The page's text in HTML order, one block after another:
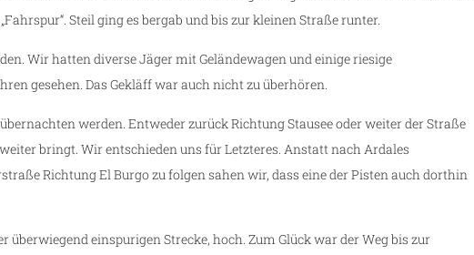
Steil ging es bergab und bis zur kleinen Straße runter.
Wir hatten diverse Jäger mit Geländewagen und einige riesige
gesehen. Das Gekläff war auch nicht zu überhören.
werden. Entweder zurück Richtung Stausee oder weiter der Straße
bringt. Wir entschieden uns für Letzteres. Anstatt nach Ardales
Richtung El Burgo zu folgen sahen wir, dass eine der Pisten auch dorthin
überwiegend einspurigen Strecke, hoch. Zum Glück war der Weg bis zur